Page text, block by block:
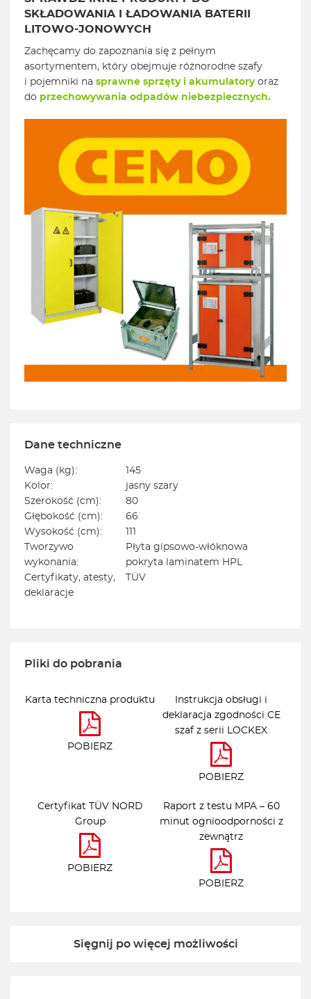
SKŁADOWANIA I ŁADOWANIA BATERII
LITOWO-JONOWYCH
Zachęcamy do zapoznania się z pełnym
asortymentem, który obejmuje różnorodne szafy
i pojemniki na sprawne sprzęty i akumulatoryoraz
do przechowywania odpadów niebezpiecznych.
Dane techniczne
Waga (kg):
145
Kolor:
jasny szary
Szerokość (cm):
80
Głębokość (cm):
66
Wysokość (cm):
Tworzywo
wykonania:
Płyta gipsowo-włóknowa
pokryta laminatem HPL
Certyfikaty, atesty,
deklaracje
TÜV
Pliki do pobrania
Karta techniczna produktu
POBIERZ
Instrukcja obsługi i
deklaracja zgodności CE
szaf z serii LOCKEX
POBIERZ
Certyfikat TÜV NORD
Group
POBIERZ
Raport z testu MPA – 60
minut ognioodporności z
zewnątrz
POBIERZ
Sięgnij po więcej możliwości